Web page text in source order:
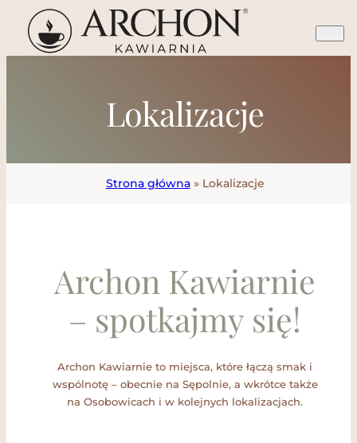
Przejdź
treści
Lokalizacje
Strona główna» Lokalizacje
Archon Kawiarnie
– spotkajmy się!
Archon Kawiarnie to miejsca, które łączą smak i
wspólnotę – obecnie na Sępolnie, a wkrótce także
na Osobowicach i w kolejnych lokalizacjach.